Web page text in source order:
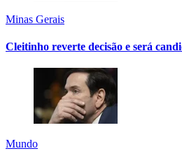
Minas Gerais
Cleitinho reverte decisão e será
Mundo